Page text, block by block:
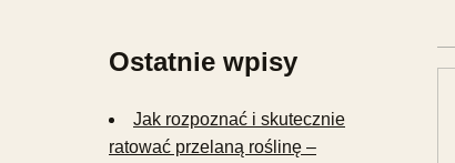
Ostatnie wpisy
Jak rozpoznać i skutecznie
ratować przelaną roślinę –